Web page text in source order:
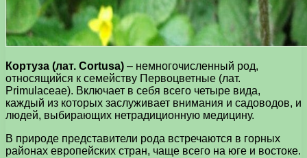
Кортуза (лат. Cortusa) – немногочисленный род,
относящийся к семейству Первоцветные (лат.
Primulaceae). Включает в себя всего четыре вида,
каждый из которых заслуживает внимания и садоводов, и
людей, выбирающих нетрадиционную медицину.
В природе представители рода встречаются в горных
районах европейских стран, чаще всего на юге и востоке.